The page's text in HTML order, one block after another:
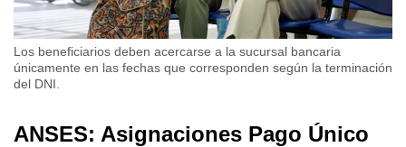
Los beneficiarios deben acercarse a la sucursal bancaria
únicamente en las fechas que corresponden según la terminación
del DNI.
ANSES: Asignaciones Pago Único